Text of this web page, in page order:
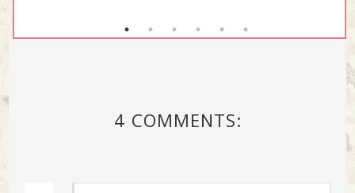
4 COMMENTS: